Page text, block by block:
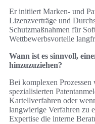
Er initiiert Marken‑ und
Lizenzverträge und
Schutzmaßnahmen für
Wettbewerbsvorteile
Wann ist es sinnvoll,
hinzuzuziehen?
Bei komplexen Prozessen
spezialisierten
Kartellverfahren oder
langwierige Verfahren zu
Expertise die interne